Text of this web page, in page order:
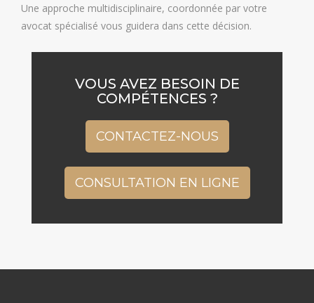
Une approche multidisciplinaire, coordonnée par votre
avocat spécialisé vous guidera dans cette décision.
VOUS AVEZ BESOIN DE
COMPÉTENCES ?
CONTACTEZ-NOUS
CONSULTATION EN LIGNE